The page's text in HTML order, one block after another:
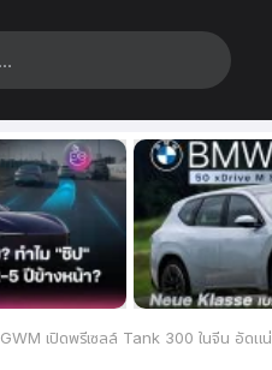
GWM เปิดพรีเซลล์ Tank 300 ในจีน อัดแน่น AI-LiDAR พร้อมระบบไฮบริดสุดล้ำ วิ่งไกลกว่า 1,100 กม.